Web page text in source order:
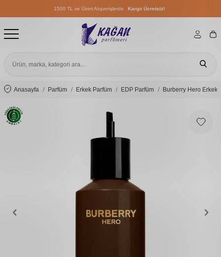
1500 TL ve Üzeri Alışverişlerde Kargo Ücretsiz!
1500 TL ve Üzeri Alışverişlerde
1500 TL ve Üzeri Alışverişlerde
Anasayfa Parfüm Erkek Parfüm EDP Parfüm Burberry Hero Erkek